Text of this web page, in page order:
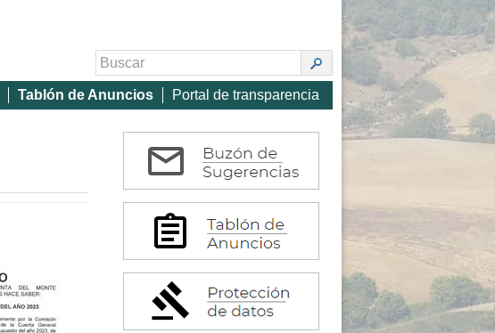
Tablón de Anuncios Portal de transparencia